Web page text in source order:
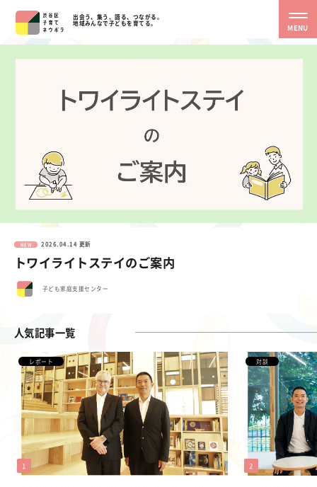
出会う、集う、語る、つながる。
地域みんなで子どもを育てる。
MENU
NEW 2026.04.14 更新
トワイライトステイのご案内
子ども家庭支援センター
人気記事一覧
レポート 対談